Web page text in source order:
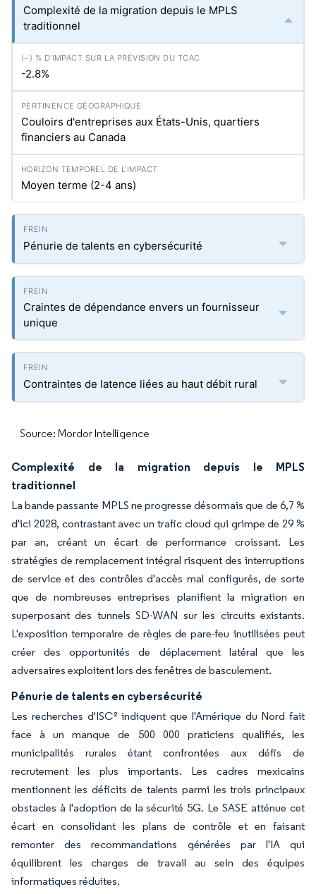
Complexité de la migration depuis le MPLS
traditionnel
-2.8%
Couloirs d'entreprises aux États-Unis, quartiers
financiers au Canada
Moyen terme (2-4 ans)
Pénurie de talents en cybersécurité
Craintes de dépendance envers un fournisseur
unique
Contraintes de latence liées au haut débit rural
Source: Mordor Intelligence
Complexité de la migration depuis le MPLS
traditionnel
La bande passante MPLS ne progresse désormais que de 6,7 %
d'ici 2028, contrastant avec un trafic cloud qui grimpe de 29 %
par an, créant un écart de performance croissant. Les
stratégies de remplacement intégral risquent des interruptions
de service et des contrôles d'accès mal configurés, de sorte
que de nombreuses entreprises planifient la migration en
superposant des tunnels SD-WAN sur les circuits existants.
L'exposition temporaire de règles de pare-feu inutilisées peut
créer des opportunités de déplacement latéral que les
adversaires exploitent lors des fenêtres de basculement.
Pénurie de talents en cybersécurité
Les recherches d'ISC² indiquent que l'Amérique du Nord fait
face à un manque de 500 000 praticiens qualifiés, les
municipalités rurales étant confrontées aux défis de
recrutement les plus importants. Les cadres mexicains
mentionnent les déficits de talents parmi les trois principaux
obstacles à l'adoption de la sécurité 5G. Le SASE atténue cet
écart en consolidant les plans de contrôle et en faisant
remonter des recommandations générées par l'IA qui
équilibrent les charges de travail au sein des équipes
informatiques réduites.